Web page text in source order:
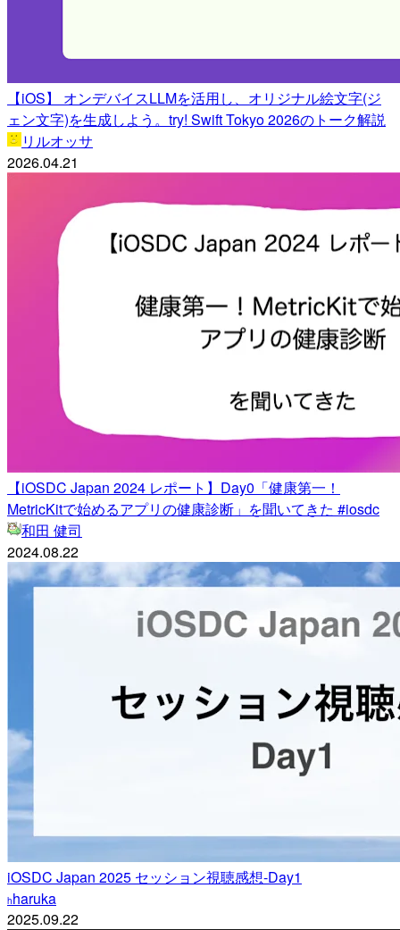
【iOS】 オンデバイスLLMを活用し、オリジナル絵文字(ジ
ェン文字)を生成しよう。try! Swift Tokyo 2026のトーク解説
リルオッサ
2026.04.21
【iOSDC Japan 2024 レポート】Day0「健康第一！
MetricKitで始めるアプリの健康診断」を聞いてきた #iosdc
和田 健司
2024.08.22
iOSDC Japan 2025 セッション視聴感想-Day1
hharuka
2025.09.22